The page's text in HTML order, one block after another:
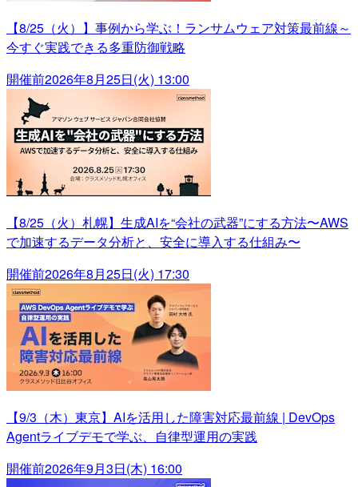
【8/25（火）】事例から学ぶ！ランサムウェア対策最前線～
今すぐ実践できる多重防御戦略
開催前2026年8月25日(火) 13:00
【8/25（火）札幌】生成AIを“会社の武器”にする方法〜AWS
で加速するデータ分析と、安全に導入する仕組み〜
開催前2026年8月25日(火) 17:30
【9/3（木）東京】AIを活用した障害対応最前線 | DevOps
Agentライブデモで学ぶ、自律型運用の実践
開催前2026年9月3日(木) 16:00